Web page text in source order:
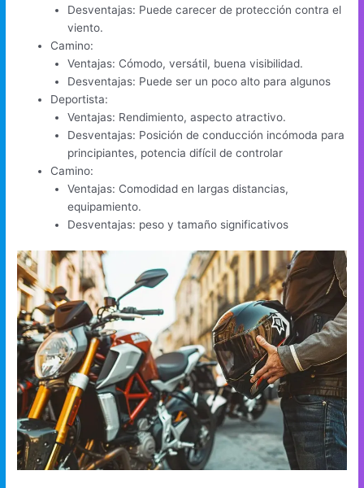
Desventajas: Puede carecer de protección contra el
viento.
Camino:
Ventajas: Cómodo, versátil, buena visibilidad.
Desventajas: Puede ser un poco alto para algunos
Deportista:
Ventajas: Rendimiento, aspecto atractivo.
Desventajas: Posición de conducción incómoda para
principiantes, potencia difícil de controlar
Camino:
Ventajas: Comodidad en largas distancias,
equipamiento.
Desventajas: peso y tamaño significativos